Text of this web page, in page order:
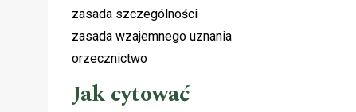
zasada szczególności
zasada wzajemnego uznania
orzecznictwo
Jak cytować